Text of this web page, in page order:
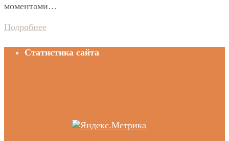
моментами…
Подробнее
Статистика сайта